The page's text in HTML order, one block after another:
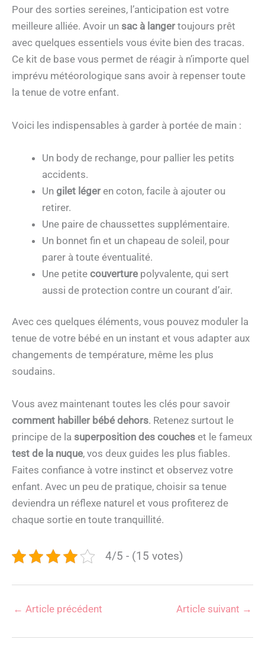
Pour des sorties sereines, l’anticipation est votre
meilleure alliée. Avoir un sac à langertoujours prêt
avec quelques essentiels vous évite bien des tracas.
Ce kit de base vous permet de réagir à n’importe quel
imprévu météorologique sans avoir à repenser toute
la tenue de votre enfant.
Voici les indispensables à garder à portée de main :
Un body de rechange, pour pallier les petits
accidents.
Un gilet légeren coton, facile à ajouter ou
retirer.
Une paire de chaussettes supplémentaire.
Un bonnet fin et un chapeau de soleil, pour
parer à toute éventualité.
Une petite couverture polyvalente, qui sert
aussi de protection contre un courant d’air.
Avec ces quelques éléments, vous pouvez moduler la
tenue de votre bébé en un instant et vous adapter aux
changements de température, même les plus
soudains.
Vous avez maintenant toutes les clés pour savoir
comment habiller bébé dehors. Retenez surtout le
principe de la superposition des couches et le fameux
test de la nuque, vos deux guides les plus fiables.
Faites confiance à votre instinct et observez votre
enfant. Avec un peu de pratique, choisir sa tenue
deviendra un réflexe naturel et vous profiterez de
chaque sortie en toute tranquillité.
4/5 - (15 votes)
← Article précédent Article suivant →